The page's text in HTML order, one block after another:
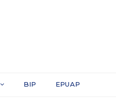
BIP EPUAP